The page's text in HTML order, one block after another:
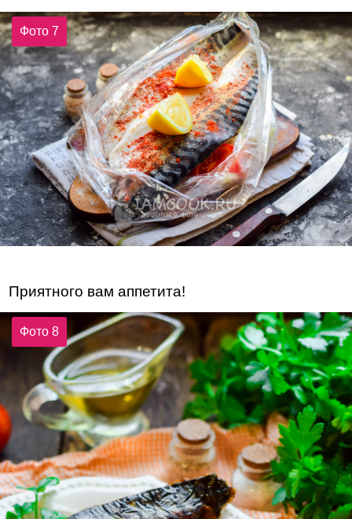
Фото 7
Приятного вам аппетита!
Фото 8